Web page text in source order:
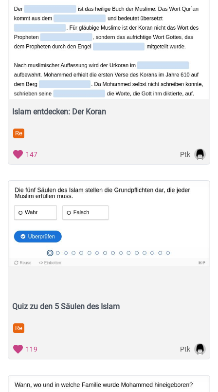
Islam entdecken: Der Koran
Re
147 Ptk
Quiz zu den 5 Säulen des Islam
Re
119 Ptk